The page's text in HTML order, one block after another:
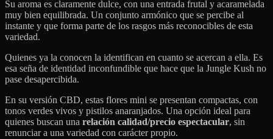
Su aroma es claramente dulce, con una entrada frutal y acaramelada
muy bien equilibrada. Un conjunto armónico que se percibe al
instante y que forma parte de los rasgos más reconocibles de esta
variedad.
Quienes ya la conocen la identifican en cuanto se acercan a ella. Es
esa seña de identidad inconfundible que hace que la Jungle Kush no
pase desapercibida.
En su versión CBD, estas flores mini se presentan compactas, con
tonos verdes vivos y pistilos anaranjados. Una opción ideal para
quienes buscan una relación calidad/precio espectacular, sin
renunciar a una variedad con carácter propio.